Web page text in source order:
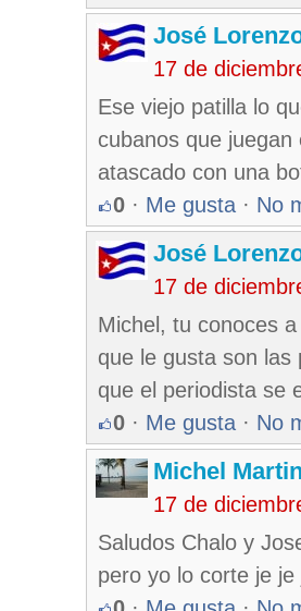
José
17 de
Ese viejo patilla lo
cubanos que
atascado con una
0 · Me gusta · No
José
17 de
Michel, tu conoces
que le gusta son
que el periodista se
0 · Me gusta · No
Michel
17 de
Saludos Chalo y
pero yo lo corte je je